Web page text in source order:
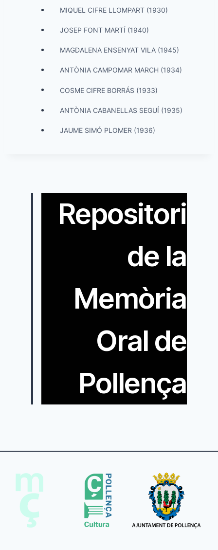
MIQUEL CIFRE LLOMPART (1930)
JOSEP FONT MARTÍ (1940)
MAGDALENA ENSENYAT VILA (1945)
ANTÒNIA CAMPOMAR MARCH (1934)
COSME CIFRE BORRÁS (1933)
ANTÒNIA CABANELLAS SEGUÍ (1935)
JAUME SIMÓ PLOMER (1936)
Repositori
de la
Memòria
Oral de
Pollença